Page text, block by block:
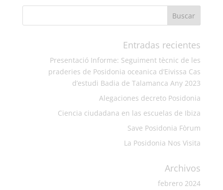
Entradas recientes
Presentació Informe: Seguiment tècnic de les
praderies de Posidonia oceanica d’Eivissa Cas
d’estudi Badia de Talamanca Any 2023
Alegaciones decreto Posidonia
Ciencia ciudadana en las escuelas de Ibiza
Save Posidonia Fòrum
La Posidonia Nos Visita
Archivos
febrero 2024